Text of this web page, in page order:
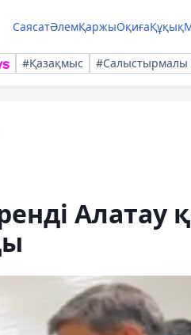
СаясатӘлемҚаржыОқиғаҚұқық
#Қазақмыс #Салыстырмалы
Алатау